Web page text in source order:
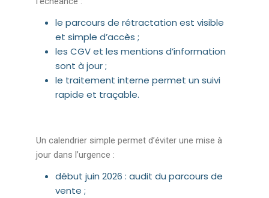
le parcours de rétractation est visible
et simple d’accès ;
les CGV et les mentions d’information
sont à jour ;
le traitement interne permet un suivi
rapide et traçable.
Un calendrier simple permet d’éviter une mise à
jour dans l’urgence :
début juin 2026 : audit du parcours de
vente ;